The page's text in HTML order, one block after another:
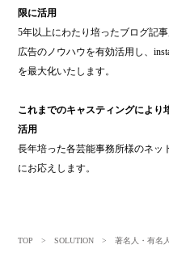
限に活用
5年以上にわたり培ったブログ記
広告のノウハウを有効活用し、
を最大化いたします。
これまでのキャスティングにより
活用
長年培った各芸能事務所様のネッ
にお応えします。
TOP
>SOLUTION > 著名人・有名人